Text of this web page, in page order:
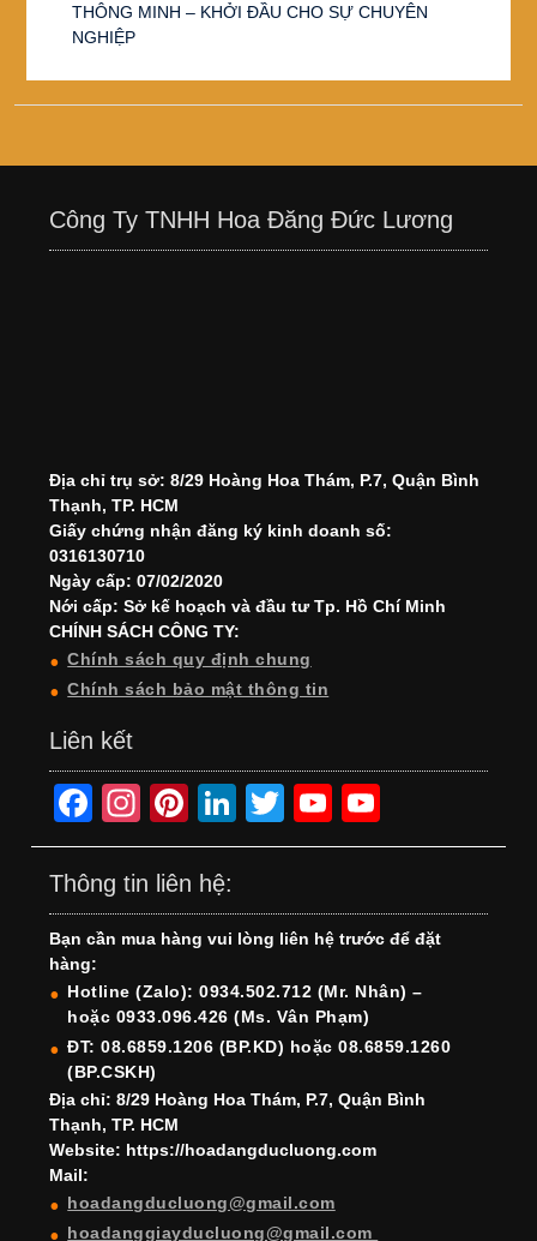
THÔNG MINH – KHỞI ĐẦU CHO SỰ CHUYÊN
NGHIỆP
Công Ty TNHH Hoa Đăng Đức Lương
Địa chỉ trụ sở: 8/29 Hoàng Hoa Thám, P.7, Quận Bình
Thạnh, TP. HCM
Giấy chứng nhận đăng ký kinh doanh số:
0316130710
Ngày cấp: 07/02/2020
Nới cấp: Sở kế hoạch và đầu tư Tp. Hồ Chí Minh
CHÍNH SÁCH CÔNG TY:
Chính sách quy định chung
Chính sách bảo mật thông tin
Liên kết
F
a
c
e
b
o
o
k
In
st
a
gr
a
m
Pi
nt
er
e
st
Li
n
e
dI
n
T
wi
er
Y
o
T
u
b
e
o
T
u
b
e
h
Thông tin liên hệ:
Bạn cần mua hàng vui lòng liên hệ trước để đặt
hàng:
Hotline (Zalo): 0934.502.712 (Mr. Nhân) –
hoặc 0933.096.426 (Ms. Vân Phạm)
ĐT: 08.6859.1206 (BP.KD) hoặc 08.6859.1260
(BP.CSKH)
Địa chỉ: 8/29 Hoàng Hoa Thám, P.7, Quận Bình
Thạnh, TP. HCM
Website: https://hoadangducluong.com
Mail:
hoadangducluong@gmail.com
hoadanggiayducluong@gmail.com